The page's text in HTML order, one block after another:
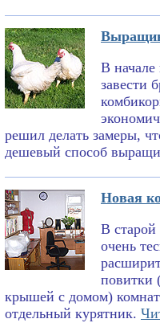
В
завести
решил делать замеры,
дешевый способ
Новая
В старой
очень
повитки
крышей с домом)
отдельный курятник.